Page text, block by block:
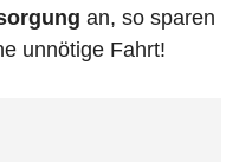
an, so sparen
unnötige Fahrt!